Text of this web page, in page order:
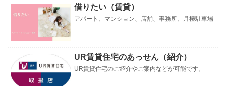
借りたい（賃貸）
アパート、マンション、店舗、事務所、月極駐車場
UR賃貸住宅のあっせん（紹介）
UR賃貸住宅のご紹介やご案内などが可能です。